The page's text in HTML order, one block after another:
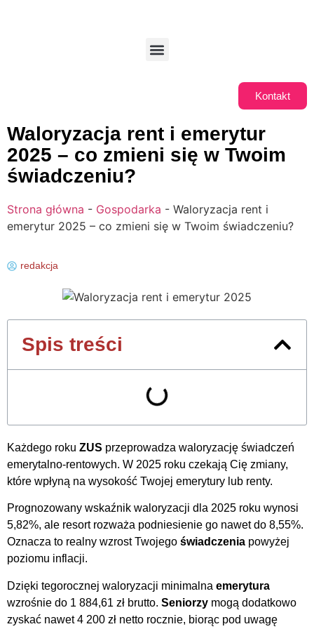
Kontakt
Waloryzacja rent i emerytur
2025 – co zmieni się w Twoim
świadczeniu?
Strona główna - Gospodarka - Waloryzacja rent i
emerytur 2025 – co zmieni się w Twoim świadczeniu?
redakcja
Spis treści
Każdego roku ZUS przeprowadza waloryzację świadczeń
emerytalno-rentowych. W 2025 roku czekają Cię zmiany,
które wpłyną na wysokość Twojej emerytury lub renty.
Prognozowany wskaźnik waloryzacji dla 2025 roku wynosi
5,82%, ale resort rozważa podniesienie go nawet do 8,55%.
Oznacza to realny wzrost Twojego świadczenia powyżej
poziomu inflacji.
Dzięki tegorocznej waloryzacji minimalna emerytura
wzrośnie do 1 884,61 zł brutto. Seniorzy mogą dodatkowo
zyskać nawet 4 200 zł netto rocznie, biorąc pod uwagę